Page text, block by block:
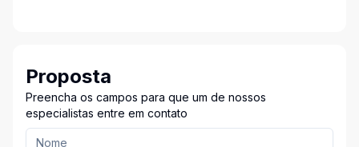
Proposta
Preencha os campos para que um de nossos
especialistas entre em contato